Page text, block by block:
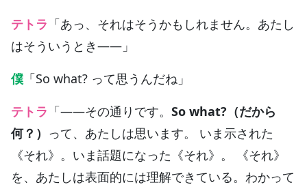
テトラ 「あっ、それはそうかもしれません。あたし
はそういうとき——」
僕 「So what? って思うんだね」
テトラ 「——その通りです。 So what?（だから
何？） って、あたしは思います。 いま示された
《それ》。いま話題になった《それ》。 《それ》
を、あたしは表面的には理解できている。わかって